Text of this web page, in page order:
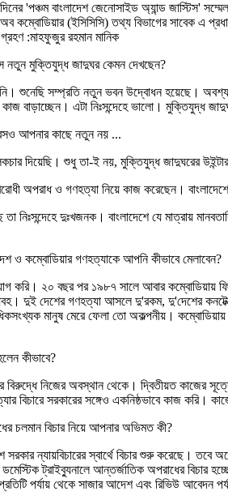
'পঞ্চম বাংলাদেশ জেনোসাইড অ্যান্ড জাস্টিস'
অব কম্বোডিয়ার (ইসিসিসি) তথ্য বিভাগের সাবেক এ
গ্রহণ :মাহফুজুর রহমান মানিক
মুক্তিযুদ্ধ জাদুঘর কেমন দেখছেন?
শুনেছি সম্প্রতি নতুন ভবন উদ্বোধন হয়েছে।
বাড়াচ্ছেন। এটা নিঃসন্দেহে ভালো। মুক্তিযুদ্ধ
আপনার কাছে নতুন নয় ...
দিয়েছি। শুধু তা-ই নয়, মুক্তিযুদ্ধ জাদুঘরের
অপরাধ ও গণহত্যা নিয়ে কাজ করেছেন।
নিঃসন্দেহে দুঃখজনক। বাংলাদেশে যে মাত্রায়
ও কম্বোডিয়ার গণহত্যাকে আপনি কীভাবে মেলাবেন?
করি। ২০ বছর পর ১৯৮৭ সালে আবার কম্বোডিয়ায়
দুই দেশের গণহত্যা আসলে দু'রকম, দু'দেশের
মানুষ মেরে ফেলা তো অকল্পনীয়।
কীভাবে?
নিজের অবস্থান থেকে। দ্বিতীয়ত কাজের
বিচারে সরকারের সঙ্গেও একনিষ্ঠভাবে কাজ করি।
চলমান বিচার নিয়ে আপনার অভিমত কী?
ন্যায়বিচারের স্বার্থে বিচার শুরু করেছে।
ট্রাইব্যুনালে আন্তর্জাতিক অপরাধের বিচার
পর্যায় থেকে সাজার আদেশ এবং রিভিউ আবেদন